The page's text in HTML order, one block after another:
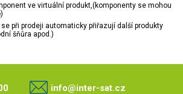
ve virtuální produkt,(komponenty se mohou
se při prodeji automaticky přiřazují další produkty
šňůra apod.)
info@inter-sat.cz